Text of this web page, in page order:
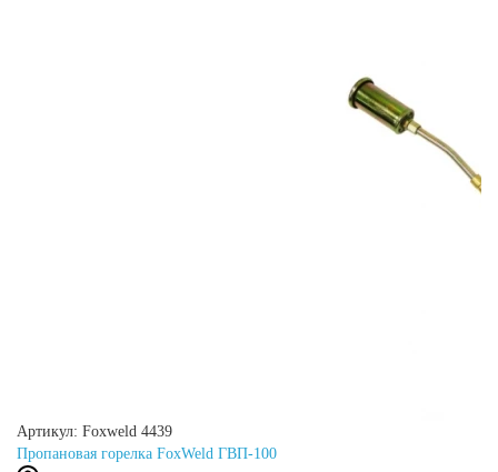
Артикул: Foxweld 4439
Пропановая горелка FoxWeld ГВП-100